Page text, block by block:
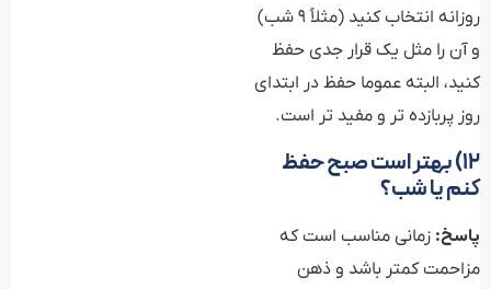
روزانه انتخاب کنید (مثلاً ۹ شب)
و آن را مثل یک قرار جدی حفظ
کنید، البته عموما حفظ در ابتدای
روز پربازده تر و مفید تر است.
۱۲) بهتر است صبح حفظ
کنم یا شب؟
پاسخ: زمانی مناسب است که
مزاحمت کمتر باشد و ذهن